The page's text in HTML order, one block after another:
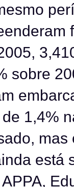
sobre
1,4%
está